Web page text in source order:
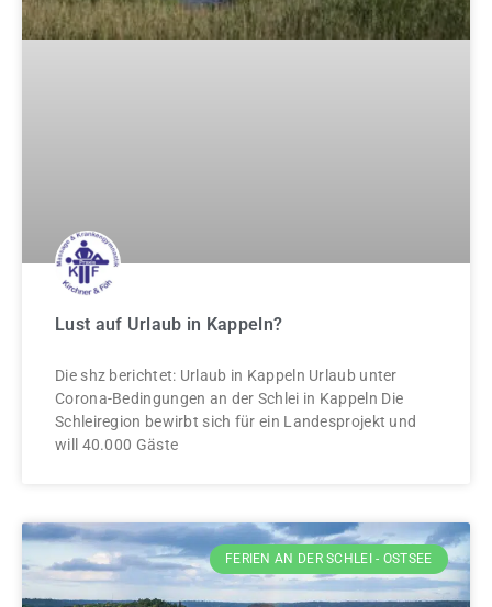
Lust auf Urlaub in Kappeln?
Die shz berichtet: Urlaub in Kappeln Urlaub unter
Corona-Bedingungen an der Schlei in Kappeln Die
Schleiregion bewirbt sich für ein Landesprojekt und
will 40.000 Gäste
FERIEN AN DER SCHLEI - OSTSEE